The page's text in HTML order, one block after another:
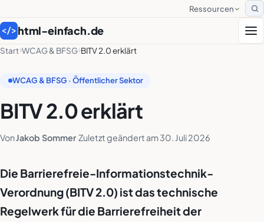
Ressourcen
</> html-einfach.de
Start WCAG & BFSG BITV 2.0 erklärt
WCAG & BFSG · Öffentlicher Sektor
BITV 2.0 erklärt
VonJakob Sommer Zuletzt geändert am 30. Juli 2026
Die Barrierefreie-Informationstechnik-
Verordnung (BITV 2.0) ist das technische
Regelwerk für die Barrierefreiheit der